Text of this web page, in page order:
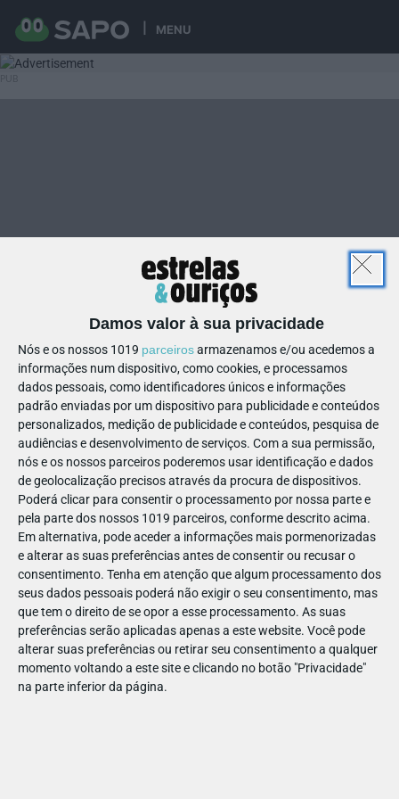
MENU
Damos valor à sua privacidade
Nós e os nossos 1019 parceirosarmazenamos e/ou acedemos a
informações num dispositivo, como cookies, e processamos
dados pessoais, como identificadores únicos e informações
padrão enviadas por um dispositivo para publicidade e conteúdos
personalizados, medição de publicidade e conteúdos, pesquisa de
audiências e desenvolvimento de serviços. Com a sua permissão,
nós e os nossos parceiros poderemos usar identificação e dados
de geolocalização precisos através da procura de dispositivos.
Poderá clicar para consentir o processamento por nossa parte e
pela parte dos nossos 1019 parceiros, conforme descrito acima.
Em alternativa, pode aceder a informações mais pormenorizadas
e alterar as suas preferências antes de consentir ou recusar o
consentimento. Tenha em atenção que algum processamento dos
seus dados pessoais poderá não exigir o seu consentimento, mas
que tem o direito de se opor a esse processamento. As suas
preferências serão aplicadas apenas a este website. Você pode
alterar suas preferências ou retirar seu consentimento a qualquer
momento voltando a este site e clicando no botão "Privacidade"
na parte inferior da página.
17
495792092522325